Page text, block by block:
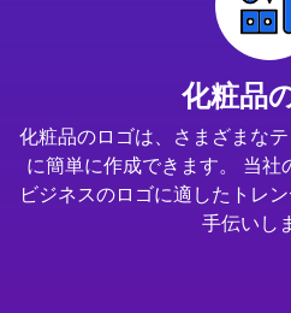
化粧品
化粧品のロゴは、さまざまな
に簡単に作成できます。 当社
ビジネスのロゴに適したトレ
手伝いし